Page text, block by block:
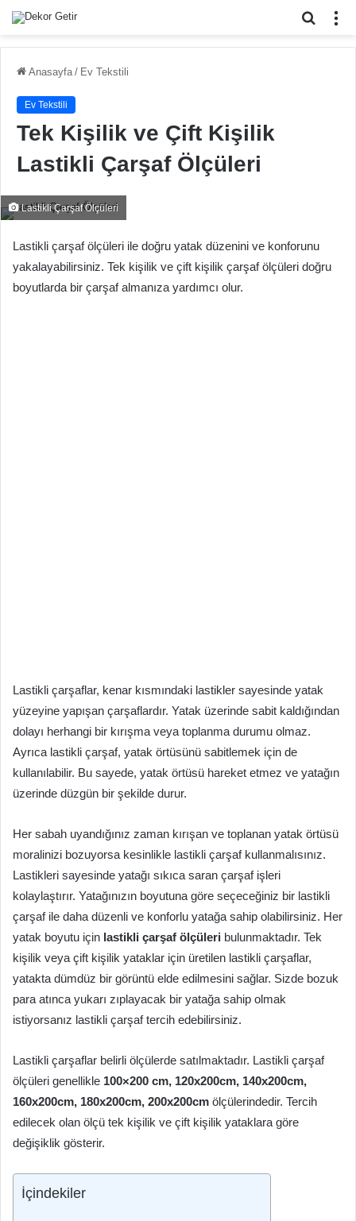
Arama
Anasayfa / Ev Tekstili
Ev Tekstili
Tek Kişilik ve Çift Kişilik
Lastikli Çarşaf Ölçüleri
Lastikli Çarşaf Ölçüleri
Lastikli çarşaf ölçüleri ile doğru yatak düzenini ve konforunu
yakalayabilirsiniz. Tek kişilik ve çift kişilik çarşaf ölçüleri doğru
boyutlarda bir çarşaf almanıza yardımcı olur.
Lastikli çarşaflar, kenar kısmındaki lastikler sayesinde yatak
yüzeyine yapışan çarşaflardır. Yatak üzerinde sabit kaldığından
dolayı herhangi bir kırışma veya toplanma durumu olmaz.
Ayrıca lastikli çarşaf, yatak örtüsünü sabitlemek için de
kullanılabilir. Bu sayede, yatak örtüsü hareket etmez ve yatağın
üzerinde düzgün bir şekilde durur.
Her sabah uyandığınız zaman kırışan ve toplanan yatak örtüsü
moralinizi bozuyorsa kesinlikle lastikli çarşaf kullanmalısınız.
Lastikleri sayesinde yatağı sıkıca saran çarşaf işleri
kolaylaştırır. Yatağınızın boyutuna göre seçeceğiniz bir lastikli
çarşaf ile daha düzenli ve konforlu yatağa sahip olabilirsiniz. Her
yatak boyutu için lastikli çarşaf ölçüleri bulunmaktadır. Tek
kişilik veya çift kişilik yataklar için üretilen lastikli çarşaflar,
yatakta dümdüz bir görüntü elde edilmesini sağlar. Sizde bozuk
para atınca yukarı zıplayacak bir yatağa sahip olmak
istiyorsanız lastikli çarşaf tercih edebilirsiniz.
Lastikli çarşaflar belirli ölçülerde satılmaktadır. Lastikli çarşaf
ölçüleri genellikle 100×200 cm, 120x200cm, 140x200cm,
160x200cm, 180x200cm, 200x200cm ölçülerindedir. Tercih
edilecek olan ölçü tek kişilik ve çift kişilik yataklara göre
değişiklik gösterir.
İçindekiler